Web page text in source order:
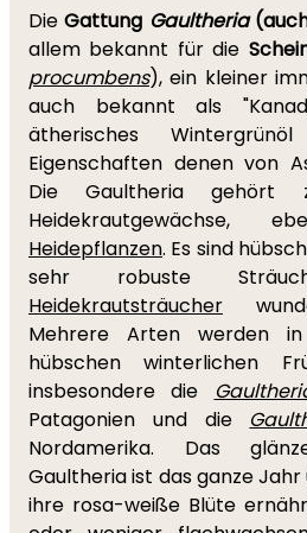
DieGattung Gaultheria
allem bekannt für die
procumbens), ein kleiner
auch bekannt als
ätherisches
Eigenschaften denen von
Die Gaultheria gehört
Heidekrautgewächse,
Heidepflanzen. Es sind
sehr robuste
Heidekrautsträucher
Mehrere Arten werden
hübschen winterlichen
insbesondere die
Patagonien und die
Nordamerika. Das
Gaultheria ist das ganze
ihre rosa-weiße Blüte